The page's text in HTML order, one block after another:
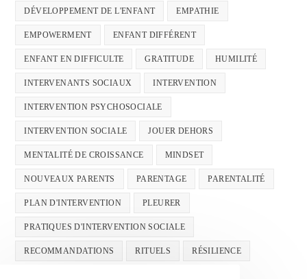
DÉVELOPPEMENT DE L'ENFANT EMPATHIE
EMPOWERMENT ENFANT DIFFÉRENT
ENFANT EN DIFFICULTE GRATITUDE HUMILITÉ
INTERVENANTS SOCIAUX INTERVENTION
INTERVENTION PSYCHOSOCIALE
INTERVENTION SOCIALE JOUER DEHORS
MENTALITÉ DE CROISSANCE MINDSET
NOUVEAUX PARENTS PARENTAGE PARENTALITÉ
PLAN D'INTERVENTION PLEURER
PRATIQUES D'INTERVENTION SOCIALE
RECOMMANDATIONS RITUELS RÉSILIENCE